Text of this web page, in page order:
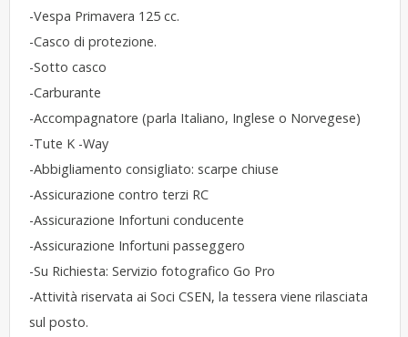
-Vespa Primavera 125 cc.
-Casco di protezione.
-Sotto casco
-Carburante
-Accompagnatore (parla Italiano, Inglese o Norvegese)
-Tute K -Way
-Abbigliamento consigliato: scarpe chiuse
-Assicurazione contro terzi RC
-Assicurazione Infortuni conducente
-Assicurazione Infortuni passeggero
-Su Richiesta: Servizio fotografico Go Pro
-Attività riservata ai Soci CSEN, la tessera viene rilasciata
sul posto.